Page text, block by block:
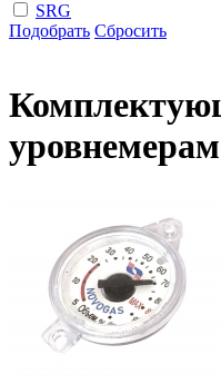
SRG
Подобрать Сбросить
уровнемерам